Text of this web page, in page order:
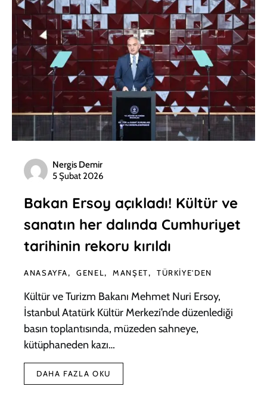
Nergis Demir
5 Şubat 2026
Bakan Ersoy açıkladı! Kültür ve
sanatın her dalında Cumhuriyet
tarihinin rekoru kırıldı
ANASAYFA GENEL MANŞET TÜRKIYE'DEN
Kültür ve Turizm Bakanı Mehmet Nuri Ersoy,
İstanbul Atatürk Kültür Merkezi’nde düzenlediği
basın toplantısında, müzeden sahneye,
kütüphaneden kazı…
DAHA FAZLA OKU